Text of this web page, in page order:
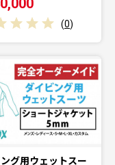
(0)
グ用ウェットスー